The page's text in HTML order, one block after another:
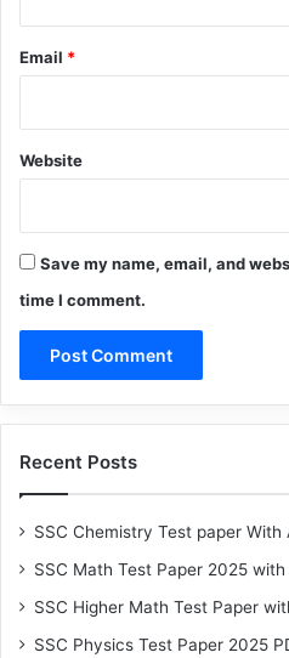
Email *
Website
Save my name, email, and
time I comment.
Recent Posts
SSC Chemistry Test paper With
SSC Math Test Paper 2025
SSC Higher Math Test Paper
SSC Physics Test Paper 2025